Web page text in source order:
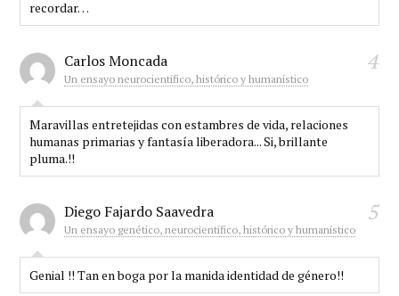
recordar…
Carlos Moncada 4
Un ensayo neurocientífico, histórico y humanístico
Maravillas entretejidas con estambres de vida, relaciones
humanas primarias y fantasía liberadora... Si, brillante
pluma.!!
Diego Fajardo Saavedra 5
Un ensayo genético, neurocientífico, histórico y humanístico
Genial !! Tan en boga por la manida identidad de género!!